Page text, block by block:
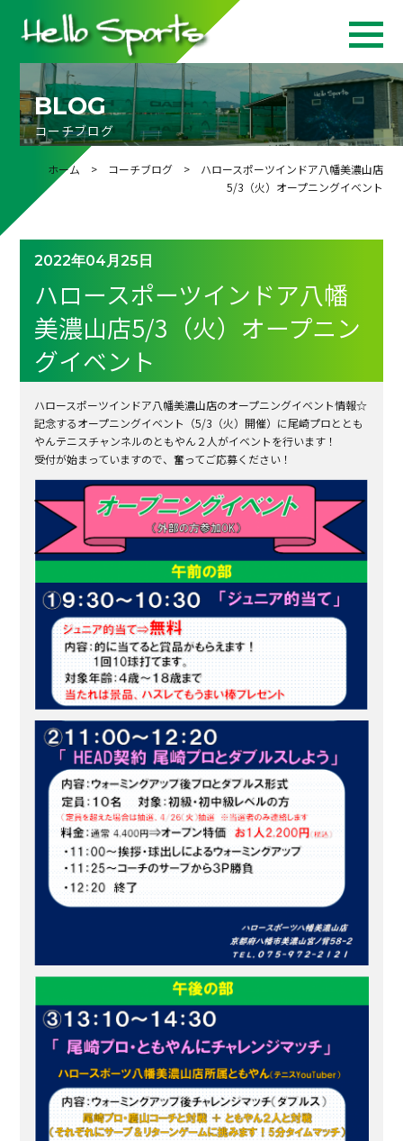
BLOG
コーチブログ
ホーム > コーチブログ> ハロースポーツインドア八幡美濃山店
5/3（火）オープニングイベント
2022年04月25日
ハロースポーツインドア八幡
美濃山店5/3（火）オープニン
グイベント
ハロースポーツインドア八幡美濃山店のオープニングイベント情報☆
記念するオープニングイベント（5/3（火）開催）に尾崎プロととも
やんテニスチャンネルのともやん２人がイベントを行います！
受付が始まっていますので、奮ってご応募ください！